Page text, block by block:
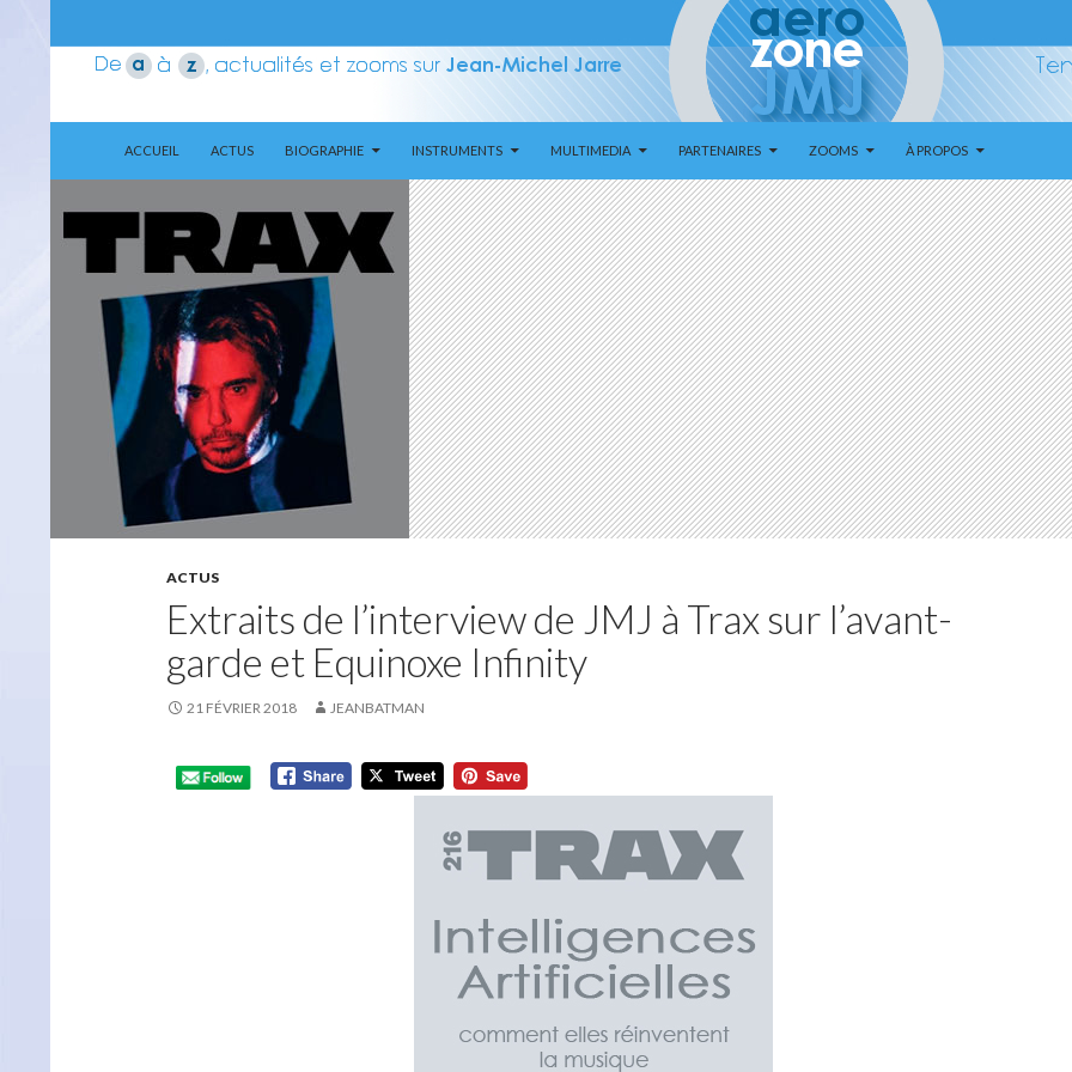
Aerozone JMJ
ACCUEIL
ACTUS BIOGRAPHIE INSTRUMENTS MULTIMEDIA PARTENAIRES ZOOMS À PROPOS
ACTUS
Extraits de l’interview de JMJ à Trax sur l’avant-
garde et Equinoxe Infinity
21 FÉVRIER 2018 JEANBATMAN